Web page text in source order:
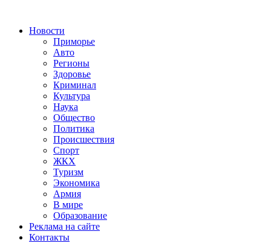
Новости
Приморье
Авто
Регионы
Здоровье
Криминал
Культура
Наука
Общество
Политика
Происшествия
Спорт
ЖКХ
Туризм
Экономика
Армия
В мире
Образование
Реклама на сайте
Контакты